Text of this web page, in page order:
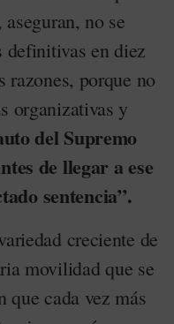
no se
definitivas en diez
razones, porque no
organizativas y
del Supremo
de llegar a ese
sentencia”.
creciente de
movilidad que se
que cada vez más